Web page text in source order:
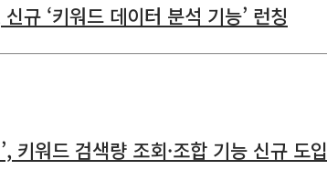
규 ‘키워드 데이터 분석 기능’ 런칭
키워드 검색량 조회·조합 기능 신규 도입